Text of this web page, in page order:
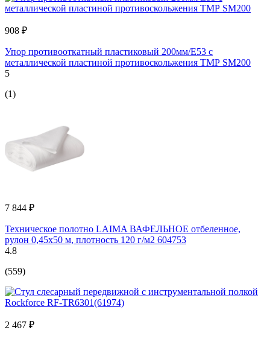
908 ₽
Упор противооткатный пластиковый 200мм/E53 с
металлической пластиной противоскольжения ТМР SM200
5
(1)
7 844 ₽
Техническое полотно LAIMA ВАФЕЛЬНОЕ отбеленное,
рулон 0,45х50 м, плотность 120 г/м2 604753
4.8
(559)
2 467 ₽